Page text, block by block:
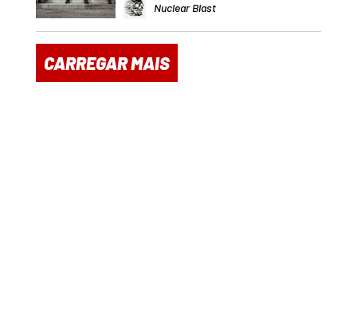
Nuclear Blast
CARREGAR MAIS